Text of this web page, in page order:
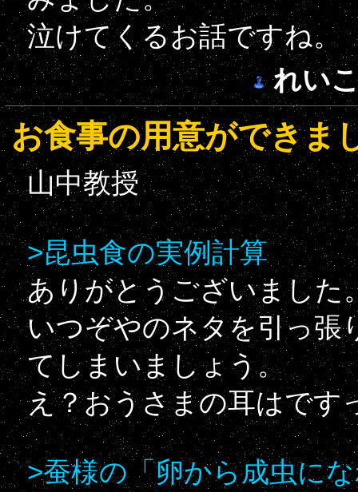
泣けてくるお話ですね。
れい
お食事の用意ができま
山中教授
>昆虫食の実例計算
ありがとうございました
いつぞやのネタを引っ張
てしまいましょう。
え？おうさまの耳はです
>蚕様の「卵から成虫に